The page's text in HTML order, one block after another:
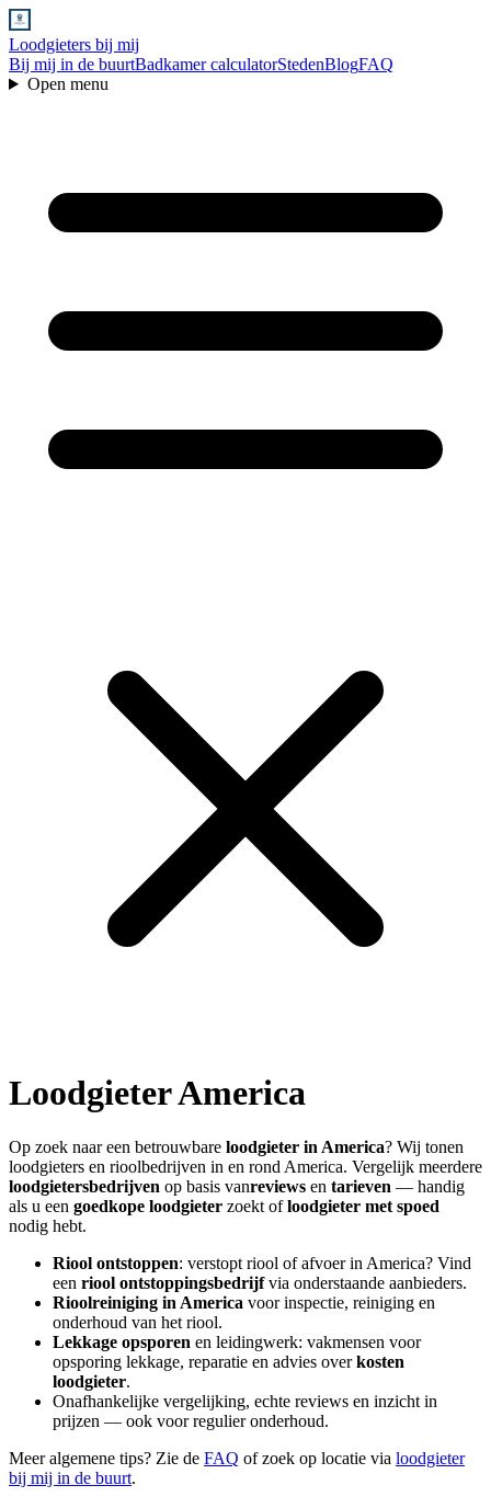
Loodgieters bij mij
Bij mij in de buurtBadkamer calculatorStedenBlogFAQ
Open menu
LoodgieterAmerica
Op zoek naar een betrouwbare loodgieter in America? Wij tonen
loodgieters en rioolbedrijven in en rond America. Vergelijk meerdere
loodgietersbedrijven op basis vanreviews en tarieven — handig
als u een goedkope loodgieter zoekt ofloodgieter met spoed
nodig hebt.
Riool ontstoppen: verstopt riool of afvoer in America? Vind
een riool ontstoppingsbedrijfvia onderstaande aanbieders.
Rioolreiniging in America voor inspectie, reiniging en
onderhoud van het riool.
Lekkage opsporen en leidingwerk: vakmensen voor
opsporing lekkage, reparatie en advies overkosten
loodgieter.
Onafhankelijke vergelijking, echte reviews en inzicht in
prijzen — ook voor regulier onderhoud.
Meer algemene tips? Zie de FAQ of zoek op locatie via loodgieter
bij mij in de buurt.